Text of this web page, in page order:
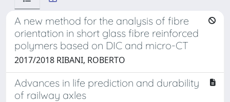
A new method for the analysis of fibre
orientation in short glass fibre reinforced
polymers based on DIC and micro-CT
2017/2018 RIBANI, ROBERTO
Advances in life prediction and durability
of railway axles